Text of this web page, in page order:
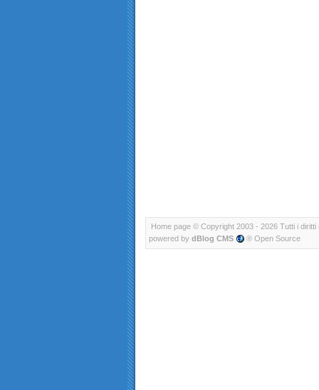
Home page © Copyright 2003 - 2026 Tutti i diritti
powered by dBlog CMS ® Open Source